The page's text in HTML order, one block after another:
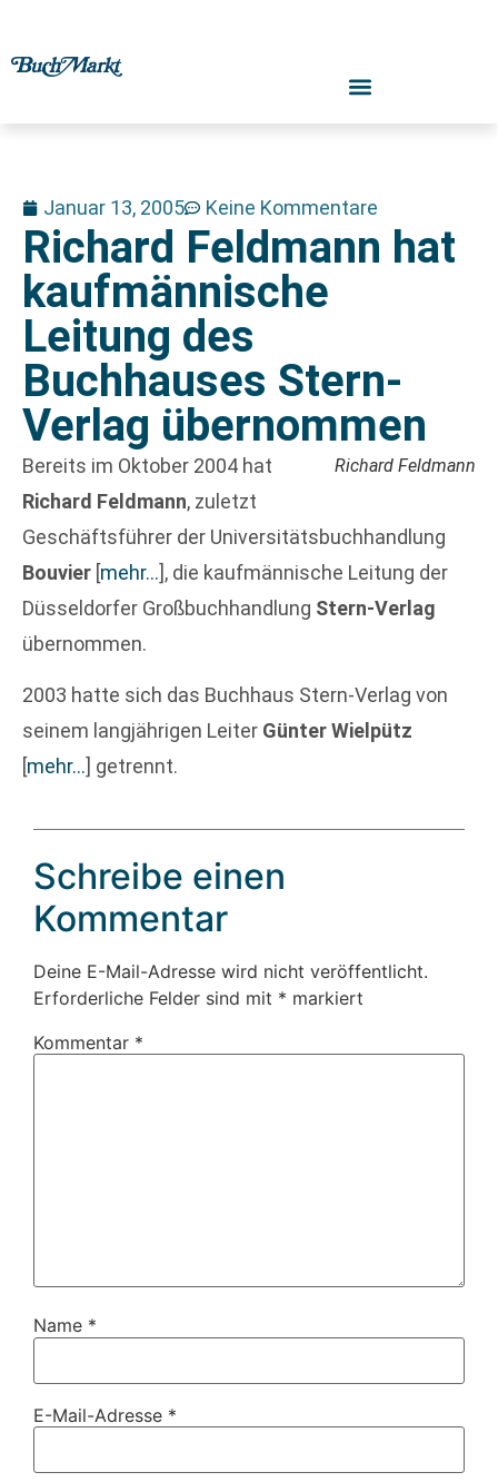
Januar 13, 2005 Keine Kommentare
Richard Feldmann hat
kaufmännische
Leitung des
Buchhauses Stern-
Verlag übernommen
Richard Feldmann
Bereits im Oktober 2004 hat
Richard Feldmann, zuletzt
Geschäftsführer der Universitätsbuchhandlung
Bouvier [mehr…], die kaufmännische Leitung der
Düsseldorfer Großbuchhandlung Stern-Verlag
übernommen.
2003 hatte sich das Buchhaus Stern-Verlag von
seinem langjährigen Leiter Günter Wielpütz
[mehr…] getrennt.
Schreibe einen
Kommentar
Deine E-Mail-Adresse wird nicht veröffentlicht.
Erforderliche Felder sind mit * markiert
Kommentar *
Name *
E-Mail-Adresse *